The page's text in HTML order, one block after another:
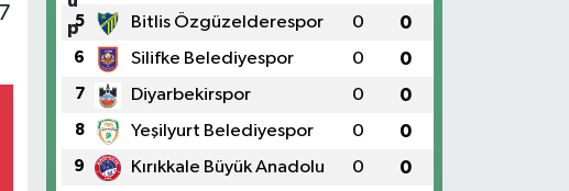
5 Bitlis Özgüzelderespor 0 0
6 Silifke Belediyespor 0 0
7 Diyarbekirspor 0 0
8 Yeşilyurt Belediyespor 0 0
9 Kırıkkale Büyük Anadolu 0 0